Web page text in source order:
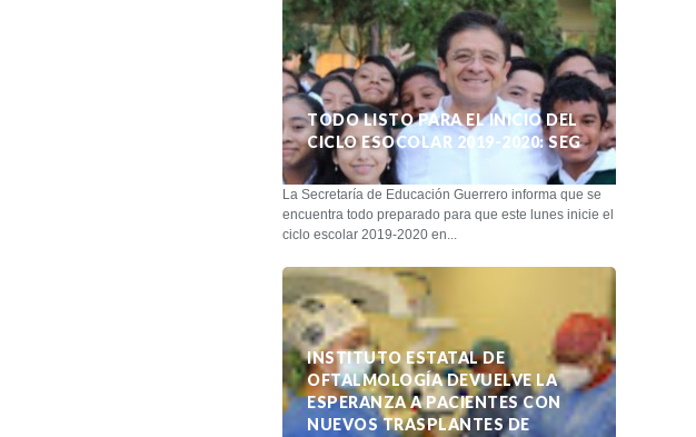
TODO LISTO PARA EL INICIO DEL
CICLO ESOCOLAR 2019-2020: SEG
La Secretaría de Educación Guerrero informa que se
encuentra todo preparado para que este lunes inicie el
ciclo escolar 2019-2020 en...
INSTITUTO ESTATAL DE
OFTALMOLOGÍA DEVUELVE LA
ESPERANZA A PACIENTES CON
NUEVOS TRASPLANTES DE